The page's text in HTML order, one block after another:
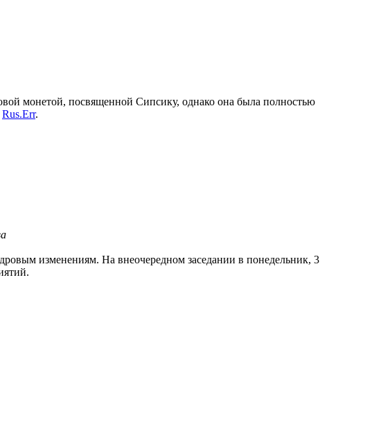
монетой, посвященной Сипсику, однако она была полностью
Rus.Err.
изменениям. На внеочередном заседании в понедельник, 3